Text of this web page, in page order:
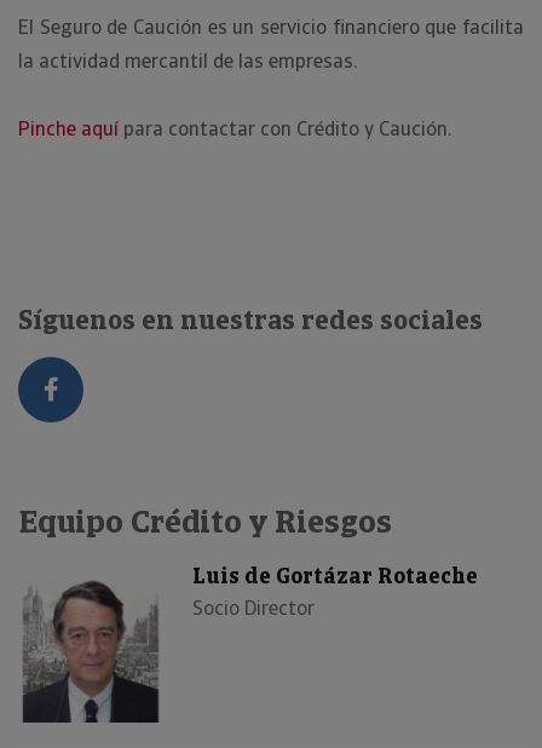
El Seguro de Caución es un servicio financiero que facilita
la actividad mercantil de las empresas.
Pinche aquí para contactar con Crédito y Caución.
Síguenos en nuestras redes sociales
Equipo Crédito y Riesgos
Luis de Gortázar Rotaeche
Socio Director